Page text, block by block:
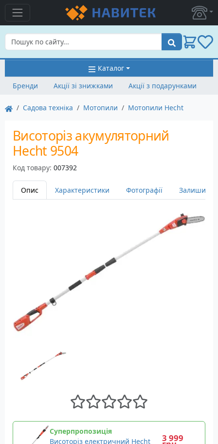
Пошук
Каталог
Бренди
Акції зі знижками Акції з подарунками
Садова техніка Мотопили Мотопили Hecht
Висоторіз акумуляторний
Hecht 9504
Код товару: 007392
Опис Характеристики Фотографії Залишити
Суперпропозиція
Висоторіз електричний Hecht
3 999